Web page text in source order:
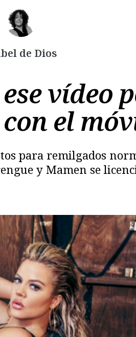
de Dios
vídeo
el
para remilgados
y Mamen se